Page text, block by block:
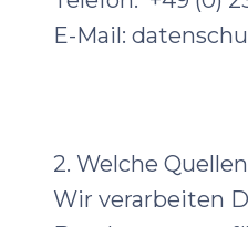
E-Mail:
2. Welche
Wir verarbeiten